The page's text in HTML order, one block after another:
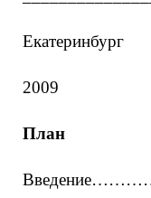
Екатеринбург
2009
План